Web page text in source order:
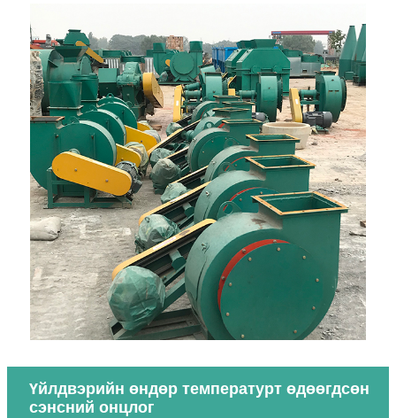
Үйлдвэрийн өндөр температурт өдөөгдсөн
сэнсний онцлог